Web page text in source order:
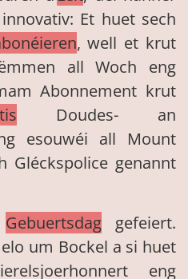
Et huet sech
, well et krut
all Woch eng
Abonnement krut
Doudes- an
esouwéi all Mount
Gléckspolice genannt
Gebuertsdaggefeiert.
um Bockel a si huet
eng